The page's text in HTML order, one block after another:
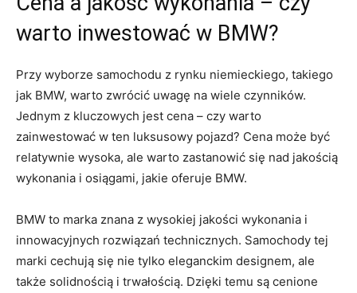
⁣warto inwestować‍ w ‌BMW?
Przy wyborze samochodu z rynku niemieckiego,‌ takiego
jak BMW, warto zwrócić​ uwagę na⁣ wiele czynników.
Jednym z kluczowych jest cena – czy warto
zainwestować w ten luksusowy pojazd? Cena ​może być
relatywnie ⁢wysoka, ale warto zastanowić się nad jakością
wykonania i​ osiągami, jakie oferuje ⁣BMW.
BMW to marka znana z wysokiej ⁤jakości wykonania i
innowacyjnych rozwiązań technicznych. Samochody tej⁤
marki cechują się nie tylko eleganckim designem, ‍ale
także ‍solidnością i trwałością. Dzięki temu są cenione